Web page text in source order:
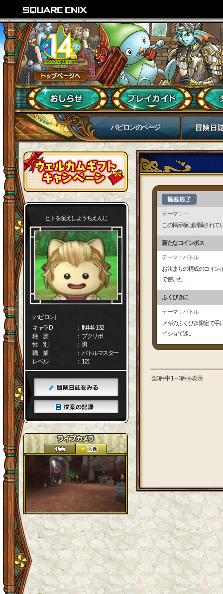
パピロンのページ
ヒトを超えしようちえんじ
[パピロン]
キャラID
： IN444-132
種 族
： プクリポ
性 別
： 男
職 業
： バトルマスター
レベル
： 121
テーマ：-----
この掲示板は削除されて
新たなコインボス
テーマ：バトル
お決まりの構成のコイン
で使いた...
ふくびきに
テーマ：バトル
メギのふくびき限定で手
イショで迷...
全3件中 1～3件を表示